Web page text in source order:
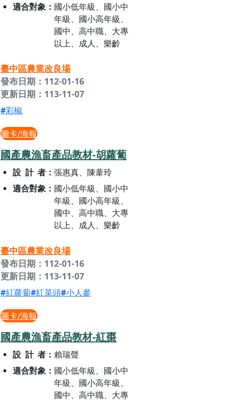
適合對象
國小低年級、國小中
年級、國小高年級、
國中、高中職、大專
以上、成人、樂齡
臺中區農業改良場
發布日期：112-01-16
更新日期：113-11-07
彩椒
圖卡/海報
國產農漁畜產品教材-胡蘿蔔
設計者
張惠真、陳葦玲
適合對象
國小低年級、國小中
年級、國小高年級、
國中、高中職、大專
以上、成人、樂齡
臺中區農業改良場
發布日期：112-01-16
更新日期：113-11-07
紅蘿蔔 紅菜頭 小人參
圖卡/海報
國產農漁畜產品教材-紅棗
設計者
賴瑞聲
適合對象
國小低年級、國小中
年級、國小高年級、
國中、高中職、大專